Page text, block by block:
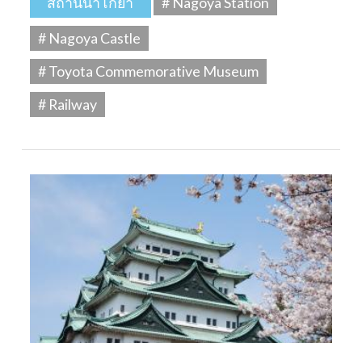
# Nagoya Castle
# Toyota Commemorative Museum
# Railway